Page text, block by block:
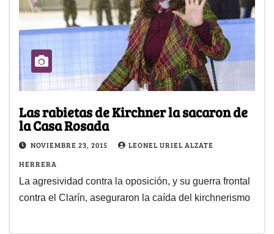
Las rabietas de Kirchner la sacaron de
la Casa Rosada
NOVIEMBRE 23, 2015
LEONEL URIEL ALZATE
HERRERA
La agresividad contra la oposición, y su guerra frontal
contra el Clarín, aseguraron la caída del kirchnerismo